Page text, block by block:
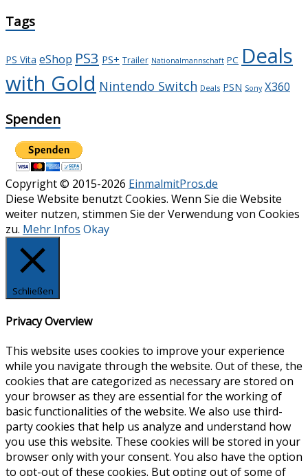
Tags
PS Vita eShop PS3 PS+ Trailer Nationalmannschaft PC Deals
with Gold Nintendo Switch Deals PSN Sony X360
Spenden
Copyright © 2015-2026 EinmalmitPros.de
Diese Website benutzt Cookies. Wenn Sie die Website
weiter nutzen, stimmen Sie der Verwendung von Cookies
zu. Mehr Infos Okay
Schließen
Privacy Overview
This website uses cookies to improve your experience
while you navigate through the website. Out of these, the
cookies that are categorized as necessary are stored on
your browser as they are essential for the working of
basic functionalities of the website. We also use third-
party cookies that help us analyze and understand how
you use this website. These cookies will be stored in your
browser only with your consent. You also have the option
to opt-out of these cookies. But opting out of some of